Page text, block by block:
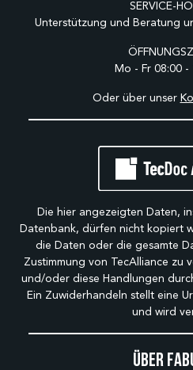
Über
SERVICE-
Unterstützung und Beratung
Mo - Fr 08:00 -
Oder über unser
Die hier angezeigten Daten,
Datenbank, dürfen nicht kopiert
die Daten oder die gesamte
Zustimmung von TecAlliance zu
und/oder diese Handlungen
Ein Zuwiderhandeln stellt eine
und wird